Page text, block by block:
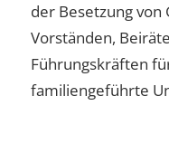
der Besetzung
Vorständen,
Führungskräften
familiengeführte